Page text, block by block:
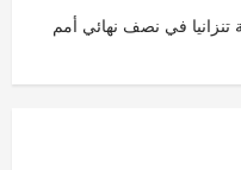
في نصف نهائي أمم